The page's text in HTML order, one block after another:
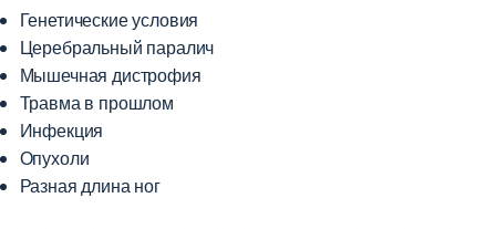
Генетические условия
Церебральный паралич
Мышечная дистрофия
Травма в прошлом
Инфекция
Опухоли
Разная длина ног